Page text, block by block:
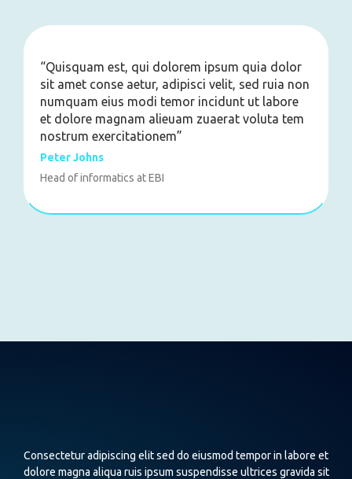
“Quisquam est, qui dolorem ipsum quia dolor
sit amet conse aetur, adipisci velit, sed ruia non
numquam eius modi temor incidunt ut labore
et dolore magnam alieuam zuaerat voluta tem
nostrum exercitationem”
Peter Johns
Head of informatics at EBI
Consectetur adipiscing elit sed do eiusmod tempor in labore et
dolore magna aliqua ruis ipsum suspendisse ultrices gravida sit